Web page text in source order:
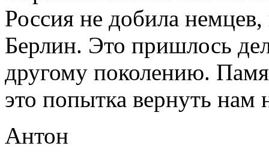
Россия не добила
Берлин. Это пришлось
другому поколению.
это попытка вернуть
Антон